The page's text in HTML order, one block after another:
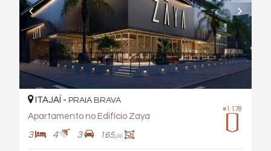
#1.178
ITAJAÍ - PRAIA BRAVA
Apartamento no Edifício Zaya
3 4 3 165,00